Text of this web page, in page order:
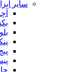
سایر